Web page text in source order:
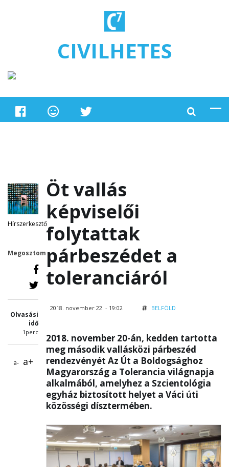
CIVILHETES
Hírszerkesztő
Megosztom
Olvasási
idő
1perc
a- a+
Öt vallás
képviselői
folytattak
párbeszédet a
toleranciáról
2018. november 22. - 19:02 BELFÖLD
2018. november 20-án, kedden tartotta
meg második vallásközi párbeszéd
rendezvényét Az Út a Boldogsághoz
Magyarország a Tolerancia világnapja
alkalmából, amelyhez a Szcientológia
egyház biztosított helyet a Váci úti
közösségi dísztermében.